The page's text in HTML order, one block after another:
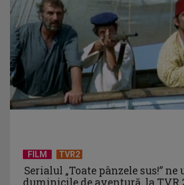
Serialul „Toate pânzele sus!” ne
duminicile de aventură, la TVR